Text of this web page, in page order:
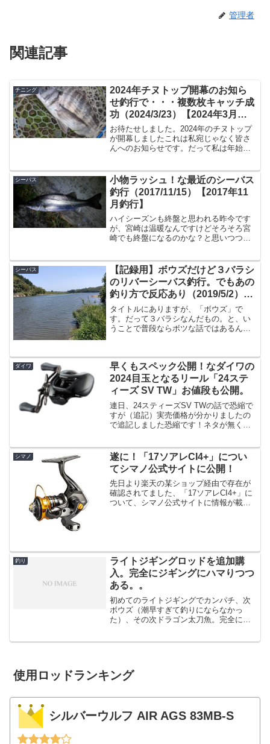
管理者
関連記事
チニング
2024年チヌトップ開幕のお知ら
せ釣行で・・・複数枚キャッチ成
功（2024/3/23）【2024年3月釣
果】
お待たせしました。2024年のチヌトップ
が開幕しましたこれは私宛じゃなく皆さ
んへのお知らせです。だって私は年始か
住でして、まあ本州側とは気温が２〜３
度くらいは暖かかった...
シーバス
小物ラッシュ！な最近のシーバス
釣行（2017/11/15）【2017年11
月釣行】
ハイシーズンも終盤と思われる昨今です
が、宮崎は温暖なんですけどそろそろ宮
崎でも終盤になるのかな？と思いつつ釣
のか40UPくらいでも非常に元気が良くて
引くのでかなり楽しい...
シーバス
【記録用】ボウズだけど３バラシ
のリバーシーバス釣行。でもあの
釣り方で反応あり（2019/5/2）
【2019年5月釣行】
タイトルにありますが、「ボウズ」で
す。だって３バラシなんだもの。と、い
うことで普段ならボツな話ではあるんで
トリーです。ちなみにこの場所は全く関
係ありません。清流シーバス...
ダイワ
早くもスペック公開！なダイワの
2024目玉となるリール「24ステ
ィーズ SV TW」お値段も公開。
連日、24スティーズSV TWの話で恐縮で
すが（追記）実売価格が分かりましたの
で追記しました恐縮です！ネタが無くて
はアンタレスくらいしかないですよね。
アンタレス買ったこ...
シマノ
遂に！「17ソアレCI4+」につい
てシマノ公式サイトに公開！
先日より楽天の某ショップ経由で存在が
確認されてました、「17ソアレCI4+」に
ついて、シマノ公式サイトに情報が載り
釣り
ライトジギングロッドを追加購
入。完全にジギングにハマりつつ
ある。。
初めてのライトジギングでカンパチ、次
ボウズ（潮早すぎて釣りにならなかっ
た）、その次ドラゴン太刀魚。完全にジ
使用ロッドランキング
シルバーウルフ AIR AGS 83MB-S